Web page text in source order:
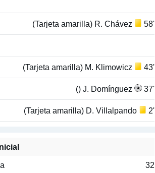
(Tarjeta amarilla) R. Chávez 58'
(Tarjeta amarilla) M. Klimowicz 43'
() J. Domínguez 37'
(Tarjeta amarilla) D. Villalpando 2'
32